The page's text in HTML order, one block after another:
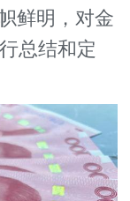
鲜明，对金
总结和定